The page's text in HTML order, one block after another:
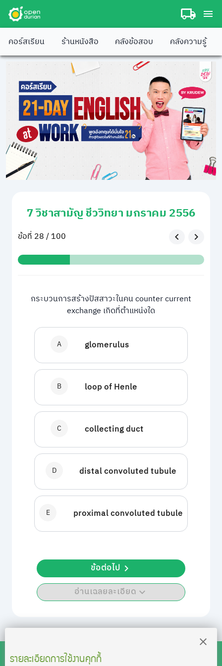
คอร์สเรียน ร้านหนังสือ คลังข้อสอบ คลังความรู้
7 วิชาสามัญ ชีววิทยา มกราคม 2556
ข้อที่ 28 / 100
กระบวนการสร้างปัสสาวะในคน counter current
exchange เกิดที่ตำแหน่งใด
A glomerulus
B loop of Henle
C collecting duct
D distal convoluted tubule
E proximal convoluted tubule
อ่านเฉลยละเอียด
ข้อต่อไป
รายละเอียดการใช้งานคุกกี้